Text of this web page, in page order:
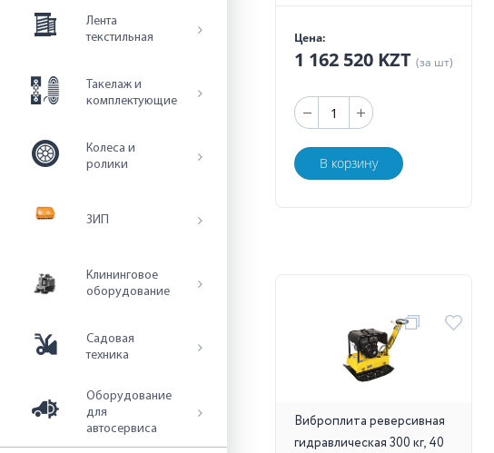
Лента
текстильная
Такелаж и
комплектующие
Колеса и
ролики
ЗИП
Клининговое
оборудование
Садовая
техника
Оборудование
для
автосервиса
Цена:
1 162 520 KZT (за шт)
В корзину
Виброплита реверсивная
гидравлическая 300 кг, 40